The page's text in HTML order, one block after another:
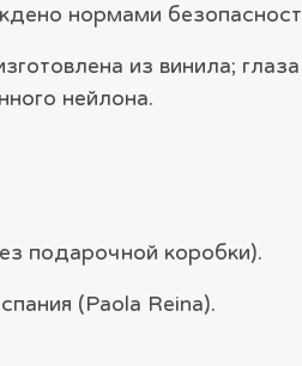
нормами
из винила;
нейлона.
подарочной коробки).
(Paola Reina).